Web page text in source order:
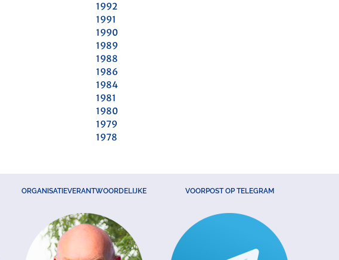
1992
1991
1990
1989
1988
1986
1984
1981
1980
1979
1978
ORGANISATIEVERANTWOORDELIJKE VOORPOST OP TELEGRAM